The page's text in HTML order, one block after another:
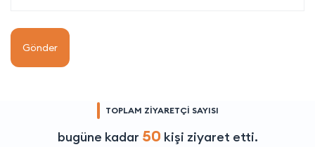
Gönder
TOPLAM ZİYARETÇİ SAYISI
bugüne kadar 50 kişi ziyaret etti.